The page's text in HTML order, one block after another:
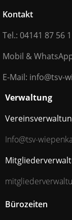
Kontakt
Tel.: 04141 87 56 1
Mobil &
E-Mail: info@tsv-
Bürozeiten
Verwaltung
Info@tsv-